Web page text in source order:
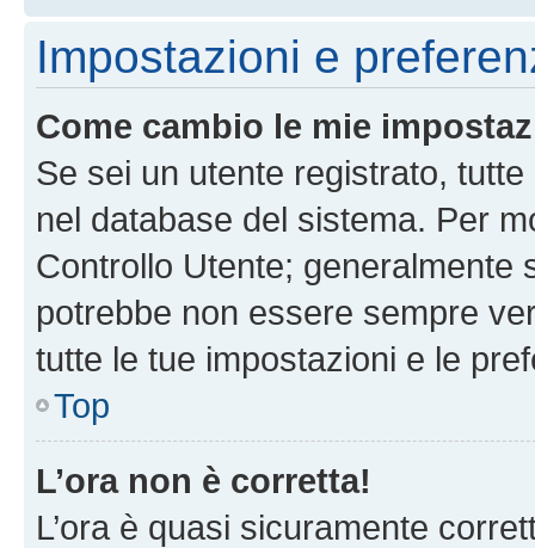
Impostazioni e
Come cambio le mie
Se sei un utente registrato,
nel database del sistema. Per
Controllo Utente; generalmente
potrebbe non essere sempre
tutte le tue impostazioni e le
Top
L’ora non è corretta!
L’ora è quasi sicuramente